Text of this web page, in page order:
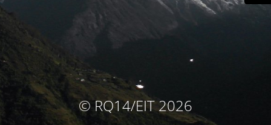
© RQ14/EIT 2026